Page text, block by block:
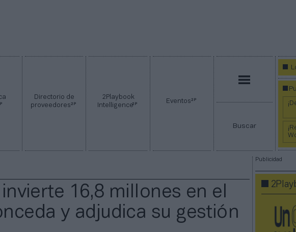
Directorio de
proveedores2P
2Playbook
Intelligence2P Eventos2P
Buscar
16,8 millones en el
y adjudica su gestión
Publicidad